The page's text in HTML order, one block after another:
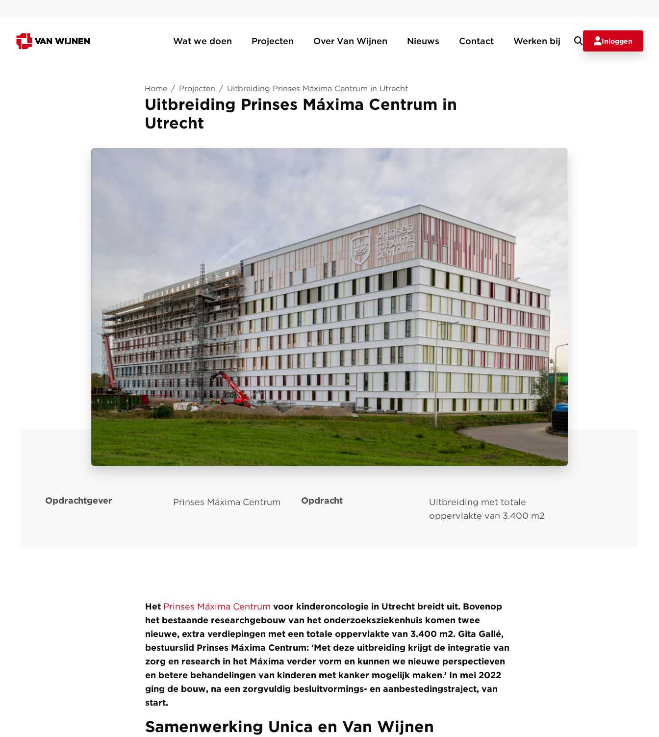
Wat we doen Projecten Over Van Wijnen Nieuws Contact Werken bij Inloggen
Home / Projecten / Uitbreiding Prinses Máxima Centrum in Utrecht
Uitbreiding Prinses Máxima Centrum in
Utrecht
Opdrachtgever Prinses Máxima Centrum Opdracht
Uitbreiding met totale
oppervlakte van 3.400 m2
Het Prinses Máxima Centrum voor kinderoncologie in Utrecht breidt uit. Bovenop
het bestaande researchgebouw van het onderzoeksziekenhuis komen twee
nieuwe, extra verdiepingen met een totale oppervlakte van 3.400 m2. Gita Gallé,
bestuurslid Prinses Máxima Centrum: ‘Met deze uitbreiding krijgt de integratie van
zorg en research in het Máxima verder vorm en kunnen we nieuwe perspectieven
en betere behandelingen van kinderen met kanker mogelijk maken.’ In mei 2022
ging de bouw, na een zorgvuldig besluitvormings- en aanbestedingstraject, van
start.
Samenwerking Unica en Van Wijnen